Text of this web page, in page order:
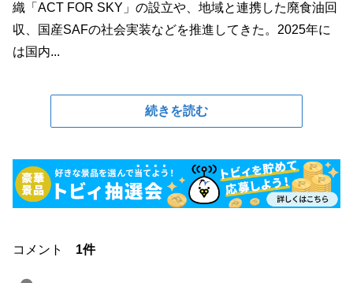
織「ACT FOR SKY」の設立や、地域と連携した廃食油回
収、国産SAFの社会実装などを推進してきた。2025年に
は国内...
続きを読む
コメント 1件